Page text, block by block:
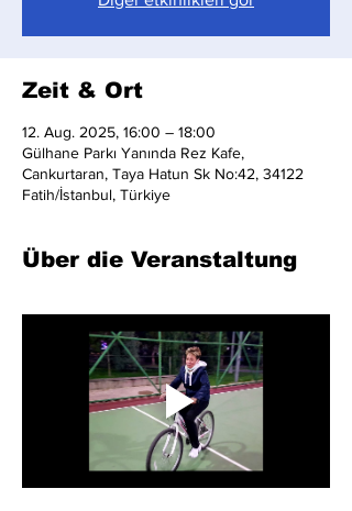
Zeit & Ort
12. Aug. 2025, 16:00 – 18:00
Gülhane Parkı Yanında Rez Kafe,
Cankurtaran, Taya Hatun Sk No:42, 34122
Fatih/İstanbul, Türkiye
Über die Veranstaltung